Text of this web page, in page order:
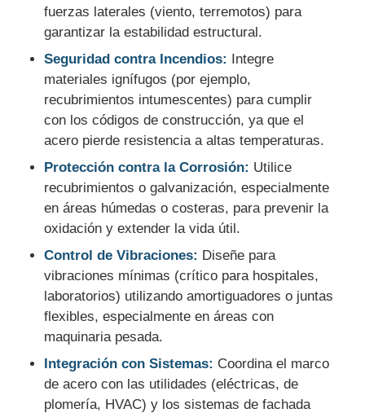
fuerzas laterales (viento, terremotos) para
garantizar la estabilidad estructural.
Seguridad contra Incendios: Integre
materiales ignífugos (por ejemplo,
recubrimientos intumescentes) para cumplir
con los códigos de construcción, ya que el
acero pierde resistencia a altas temperaturas.
Protección contra la Corrosión: Utilice
recubrimientos o galvanización, especialmente
en áreas húmedas o costeras, para prevenir la
oxidación y extender la vida útil.
Control de Vibraciones: Diseñe para
vibraciones mínimas (crítico para hospitales,
laboratorios) utilizando amortiguadores o juntas
flexibles, especialmente en áreas con
maquinaria pesada.
Integración con Sistemas: Coordina el marco
de acero con las utilidades (eléctricas, de
plomería, HVAC) y los sistemas de fachada